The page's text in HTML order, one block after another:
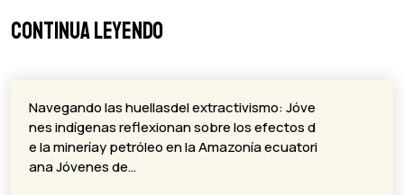
Continua leyendo
Navegando las huellasdel extractivismo: Jóve
nes indígenas reflexionan sobre los efectos d
e la mineríay petróleo en la Amazonía ecuatori
ana Jóvenes de…